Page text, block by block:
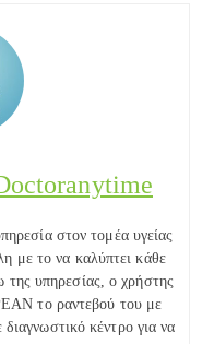
στον τομέα υγείας
με το να καλύπτει κάθε
της υπηρεσίας, ο χρήστης
το ραντεβού του με
κέντρο για να